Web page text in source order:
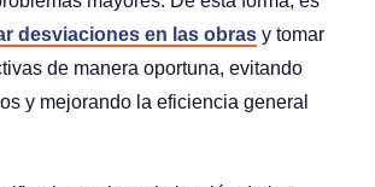
desviaciones en las obras y tomar
de manera oportuna, evitando
y mejorando la eficiencia general